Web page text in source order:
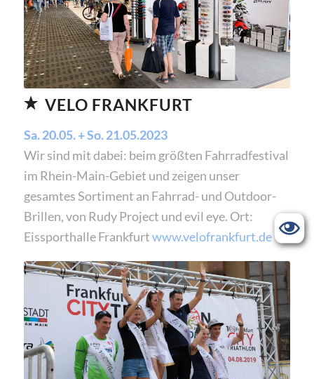
VELO FRANKFURT
Sa. 20.05. + So. 21.05.2023
Wir sind mit dabei: beim größten Fahrradfestival
im Rhein-Main-Gebiet und zeigen unser
gesamtes Sortiment an Fahrrad- und Outdoor-
Brillen, von Rudy Project und evil eye. Ort:
Eissporthalle Frankfurtwww.velofrankfurt.de